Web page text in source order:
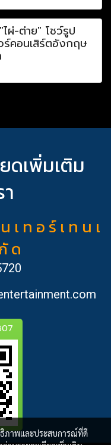
ผ่-ต่าย" โชว์รูป
ร์คอนเสิร์ตอังกฤษ
ดเพิ่มเติม
ท อ ร์ เ ท น เ
ด
ธิภาพและประสบการณ์ที่ดี